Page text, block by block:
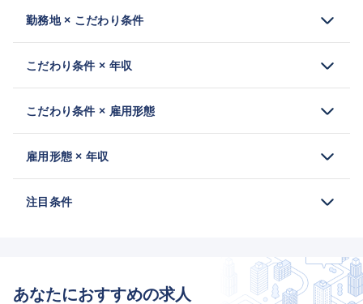
勤務地 × こだわり条件
こだわり条件 × 年収
こだわり条件 × 雇用形態
雇用形態 × 年収
注目条件
あなたにおすすめの求人